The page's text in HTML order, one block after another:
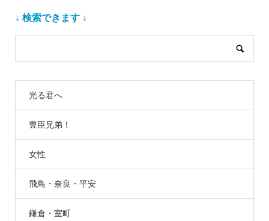
↓ 検索できます ↓
光る君へ
豊臣兄弟！
女性
飛鳥・奈良・平安
鎌倉・室町